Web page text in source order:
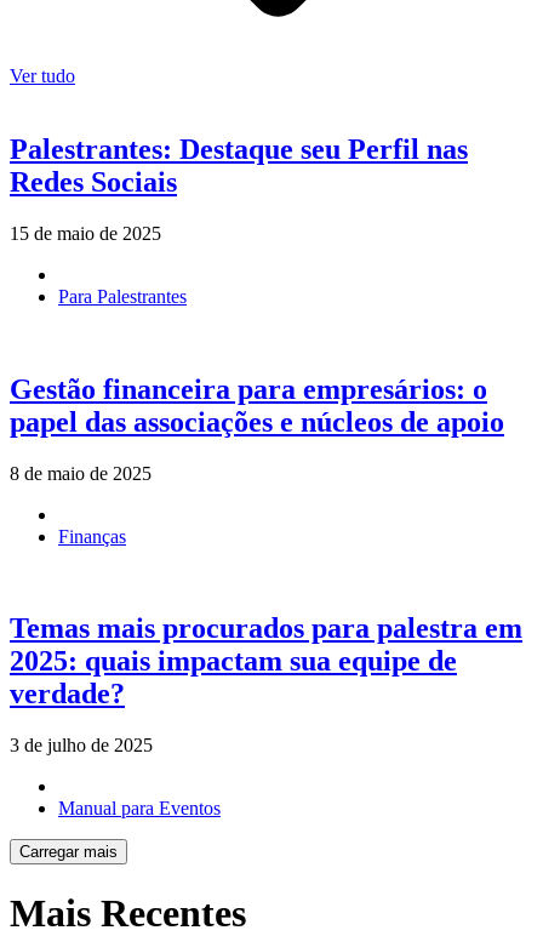
Ver tudo
Palestrantes: Destaque seu Perfil nas
Redes Sociais
15 de maio de 2025
Para Palestrantes
Gestão financeira para empresários: o
papel das associações e núcleos de apoio
8 de maio de 2025
Finanças
Temas mais procurados para palestra em
2025: quais impactam sua equipe de
verdade?
3 de julho de 2025
Manual para Eventos
Carregar mais
Mais Recentes